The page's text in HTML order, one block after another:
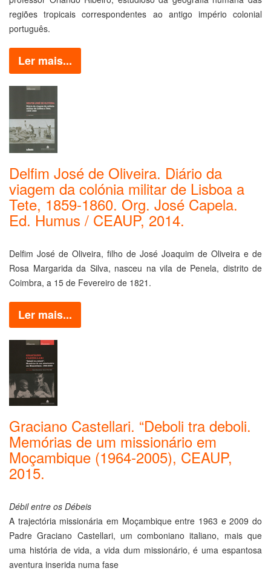
regiões tropicais correspondentes ao antigo império colonial
português.
Ler mais...
Delfim José de Oliveira. Diário da
viagem da colónia militar de Lisboa a
Tete, 1859-1860. Org. José Capela.
Ed. Humus / CEAUP, 2014.
Delfim José de Oliveira, filho de José Joaquim de Oliveira e de
Rosa Margarida da Silva, nasceu na vila de Penela, distrito de
Coimbra, a 15 de Fevereiro de 1821.
Ler mais...
Graciano Castellari. “Deboli tra deboli.
Memórias de um missionário em
Moçambique (1964-2005), CEAUP,
2015.
Débil entre os Débeis
A trajectória missionária em Moçambique entre 1963 e 2009 do
PadreGraciano Castellari, um comboniano italiano, mais que
uma história devida, a vida dum missionário, é uma espantosa
aventura inserida numa fase